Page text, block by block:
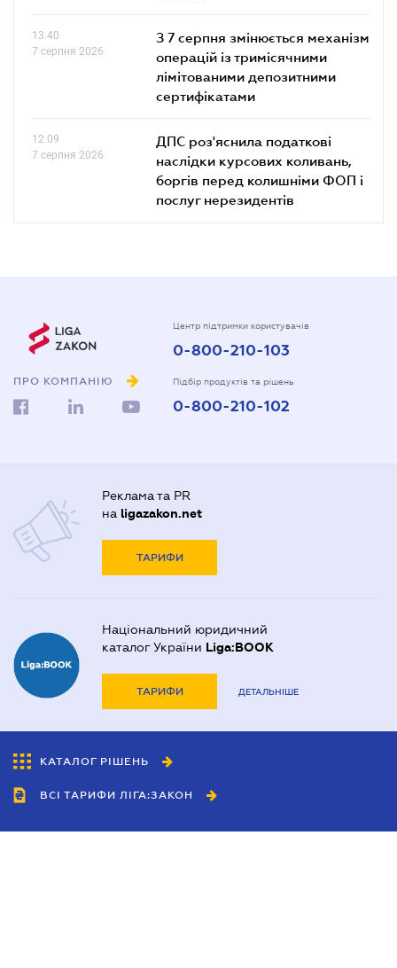
13.40
7 серпня 2026
З 7 серпня змінюється механізм
операцій із тримісячними
лімітованими депозитними
сертифікатами
12.09
7 серпня 2026
ДПС роз'яснила податкові
наслідки курсових коливань,
боргів перед колишніми ФОП і
послуг нерезидентів
ПРО КОМПАНІЮ
Центр підтримки користувачів
0-800-210-103
Підбір продуктів та рішень
0-800-210-102
Реклама та PR
на ligazakon.net
ТАРИФИ
Національний юридичний
каталог України Liga:BOOK
ТАРИФИ ДЕТАЛЬНІШЕ
КАТАЛОГ РІШЕНЬ
ВСІ ТАРИФИ ЛІГА:ЗАКОН